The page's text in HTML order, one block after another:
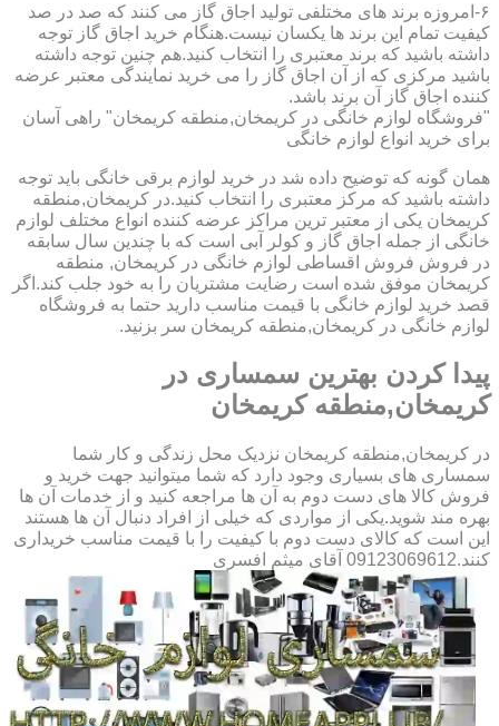
۶-امروزه برند های مختلفی تولید اجاق گاز می کنند که صد در صد
کیفیت تمام این برند ها یکسان نیست.هنگام خرید اجاق گاز توجه
داشته باشید که برند معتبری را انتخاب کنید.هم چنین توجه داشته
باشید مرکزی که از آن اجاق گاز را می خرید نمایندگی معتبر عرضه
کننده اجاق گاز آن برند باشد.
"فروشگاه لوازم خانگی در کریمخان,منطقه کریمخان" راهی آسان
برای خرید انواع لوازم خانگی
همان گونه که توضیح داده شد در خرید لوازم برقی خانگی باید توجه
داشته باشید که مرکز معتبری را انتخاب کنید.در کریمخان,منطقه
کریمخان یکی از معتبر ترین مراکز عرضه کننده انواع مختلف لوازم
خانگی از جمله اجاق گاز و کولر آبی است که با چندین سال سابقه
در فروش فروش اقساطی لوازم خانگی در کریمخان, منطقه
کریمخان موفق شده است رضایت مشتریان را به خود جلب کند.اگر
قصد خرید لوازم خانگی با قیمت مناسب دارید حتما به فروشگاه
لوازم خانگی در کریمخان,منطقه کریمخان سر بزنید.
پیدا کردن بهترین سمساری در
کریمخان,منطقه کریمخان
در کریمخان,منطقه کریمخان نزدیک محل زندگی و کار شما
سمساری های بسیاری وجود دارد که شما میتوانید جهت خرید و
فروش کالا های دست دوم به آن ها مراجعه کنید و از خدمات آن ها
بهره مند شوید.یکی از مواردی که خیلی از افراد دنبال آن ها هستند
این است که کالای دست دوم با کیفیت را با قیمت مناسب خریداری
کنند.09123069612 آقای میثم افسری